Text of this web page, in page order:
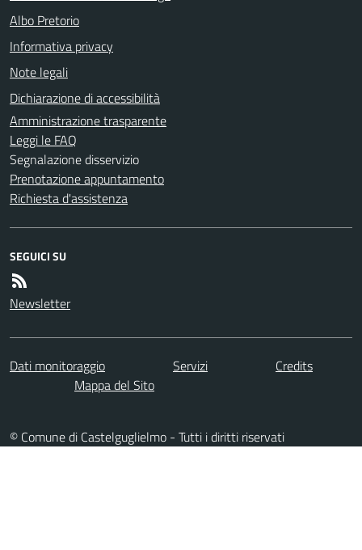
Albo Pretorio
Informativa privacy
Note legali
Dichiarazione di accessibilità
Amministrazione trasparente
Leggi le FAQ
Segnalazione disservizio
Prenotazione appuntamento
Richiesta d'assistenza
SEGUICI SU
Newsletter
Dati monitoraggio Servizi
Credits
Mappa del Sito
© Comune di Castelguglielmo - Tutti i diritti riservati